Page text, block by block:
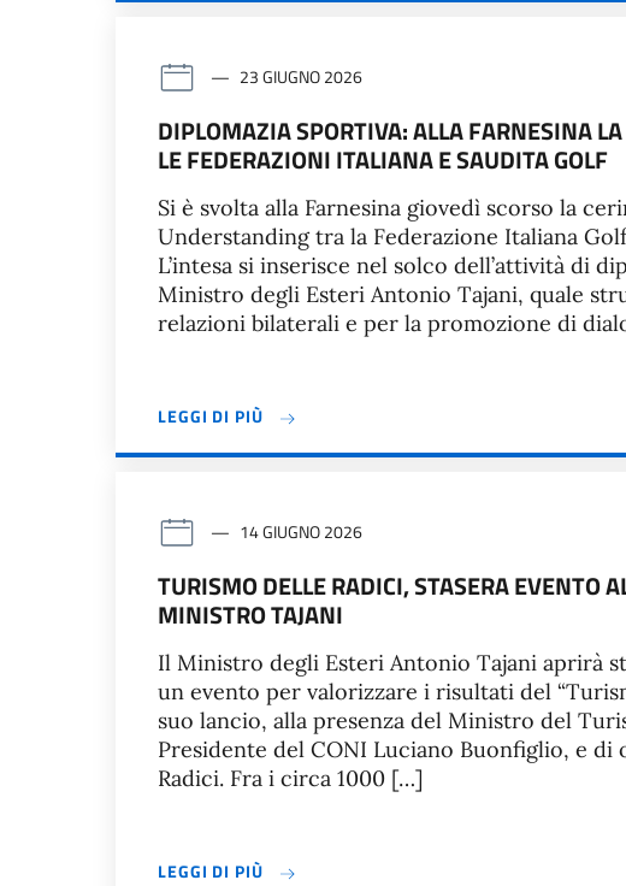
23 GIUGNO 2026
DIPLOMAZIA SPORTIVA: ALLA FARNESINA
LE FEDERAZIONI ITALIANA E SAUDITA GOLF
Si è svolta alla Farnesina giovedì scorso la
Understanding tra la Federazione Italiana
L’intesa si inserisce nel solco dell’attività di
Ministro degli Esteri Antonio Tajani, quale
relazioni bilaterali e per la promozione di
LEGGI DI PIÙ
14 GIUGNO 2026
TURISMO DELLE RADICI, STASERA EVENTO
MINISTRO TAJANI
Il Ministro degli Esteri Antonio Tajani aprirà
un evento per valorizzare i risultati del
suo lancio, alla presenza del Ministro del
Presidente del CONI Luciano Buonfiglio, e di
Radici. Fra i circa 1000 […]
LEGGI DI PIÙ